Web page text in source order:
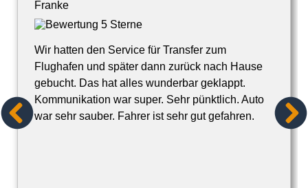
Wir hatten den Service für Transfer zum
Flughafen und später dann zurück nach Hause
gebucht. Das hat alles wunderbar geklappt.
Kommunikation war super. Sehr pünktlich. Auto
war sehr sauber. Fahrer ist sehr gut gefahren.